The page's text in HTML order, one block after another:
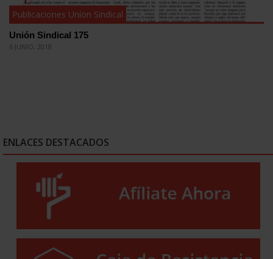
Publicaciones Uníon Sindical
Unión Sindical 175
6 JUNIO, 2018
ENLACES DESTACADOS